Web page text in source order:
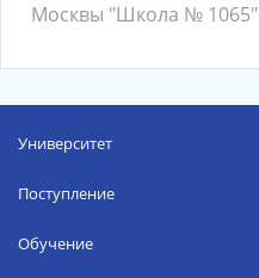
Москвы "Школа № 1065"
Университет
Поступление
Обучение